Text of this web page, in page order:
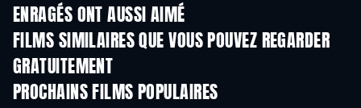
ENRAGÉS ONT AUSSI AIMÉ
FILMS SIMILAIRES QUE VOUS POUVEZ REGARDER
GRATUITEMENT
PROCHAINS FILMS POPULAIRES